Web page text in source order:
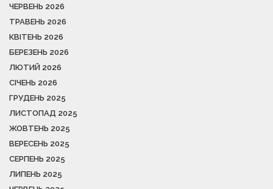
ЧЕРВЕНЬ 2026
ТРАВЕНЬ 2026
КВІТЕНЬ 2026
БЕРЕЗЕНЬ 2026
ЛЮТИЙ 2026
СІЧЕНЬ 2026
ГРУДЕНЬ 2025
ЛИСТОПАД 2025
ЖОВТЕНЬ 2025
ВЕРЕСЕНЬ 2025
СЕРПЕНЬ 2025
ЛИПЕНЬ 2025